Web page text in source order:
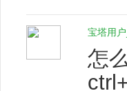
宝塔用
怎